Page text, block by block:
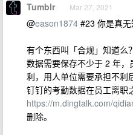
Tumblr Mar 27, 2021
@eason1874 #23 你是真无
有个东西叫「合规」知道么
数据需要保存不少于 2 年
利，用人单位需要承担不利
钉钉的考勤数据在员工离职
https://m.dingtalk.com/
删除。